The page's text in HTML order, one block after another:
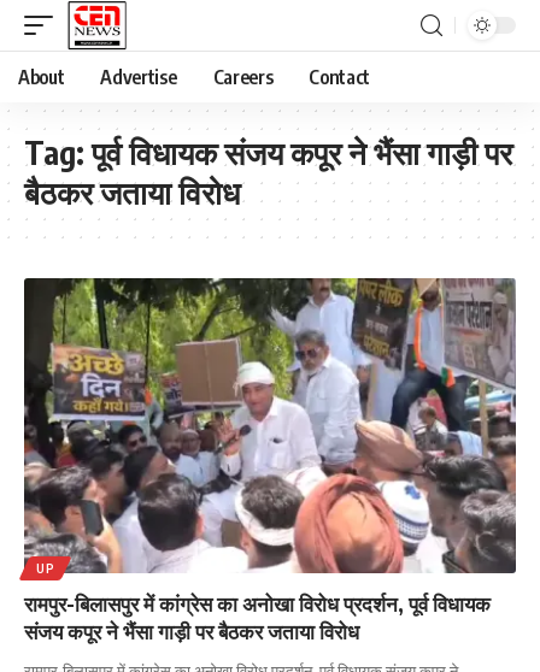
About Advertise Careers Contact
Tag:पूर्व विधायक संजय कपूर ने भैंसा गाड़ी पर
बैठकर जताया विरोध
UP
रामपुर-बिलासपुर में कांग्रेस का अनोखा विरोध प्रदर्शन, पूर्व विधायक
संजय कपूर ने भैंसा गाड़ी पर बैठकर जताया विरोध